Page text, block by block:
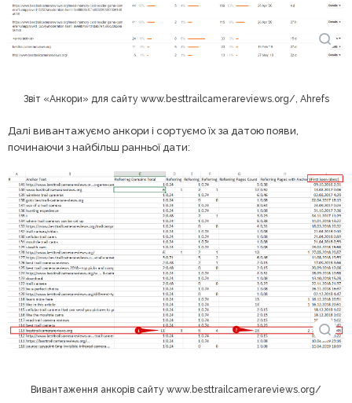
Звіт «Анкори» для сайту www.besttrailcamerareviews.org/, Ahrefs
Далі вивантажуємо анкори і сортуємо їх за датою появи,
починаючи з найбільш ранньої дати:
Вивантаження анкорів сайту www.besttrailcamerareviews.org/